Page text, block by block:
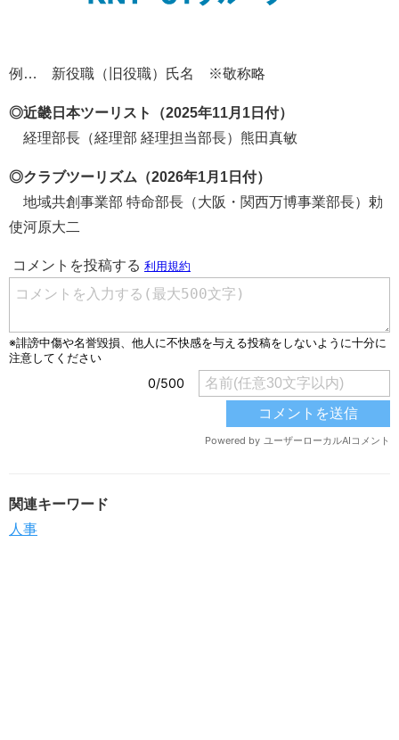
例… 新役職（旧役職）氏名 ※敬称略
◎近畿日本ツーリスト（2025年11月1日付）
経理部長（経理部 経理担当部長）熊田真敏
◎クラブツーリズム（2026年1月1日付）
地域共創事業部 特命部長（大阪・関西万博事業部長）勅
使河原大二
関連キーワード
人事